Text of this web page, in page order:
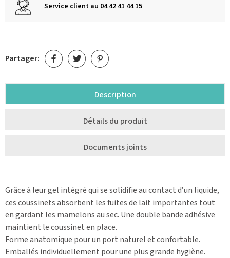
Service client au 04 42 41 44 15
Partager:
Description
Détails du produit
Documents joints
Grâce à leur gel intégré qui se solidifie au contact d’un liquide,
ces coussinets absorbent les fuites de lait importantes tout
en gardant les mamelons au sec. Une double bande adhésive
maintient le coussinet en place.
Forme anatomique pour un port naturel et confortable.
Emballés individuellement pour une plus grande hygiène.